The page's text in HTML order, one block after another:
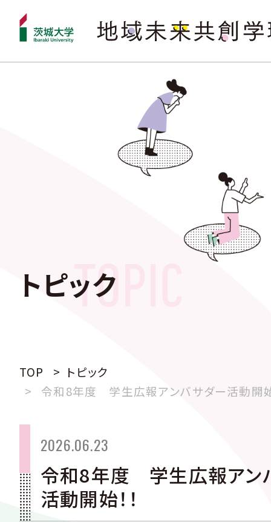
トピック
TOP
トピック
令和8年度 学生広報アンバサダー活動開始
2026.06.23
令和8年度 学生広報アン
活動開始！！